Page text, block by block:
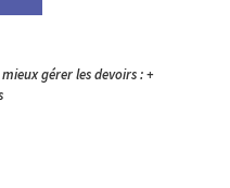
mieux gérer les devoirs : +